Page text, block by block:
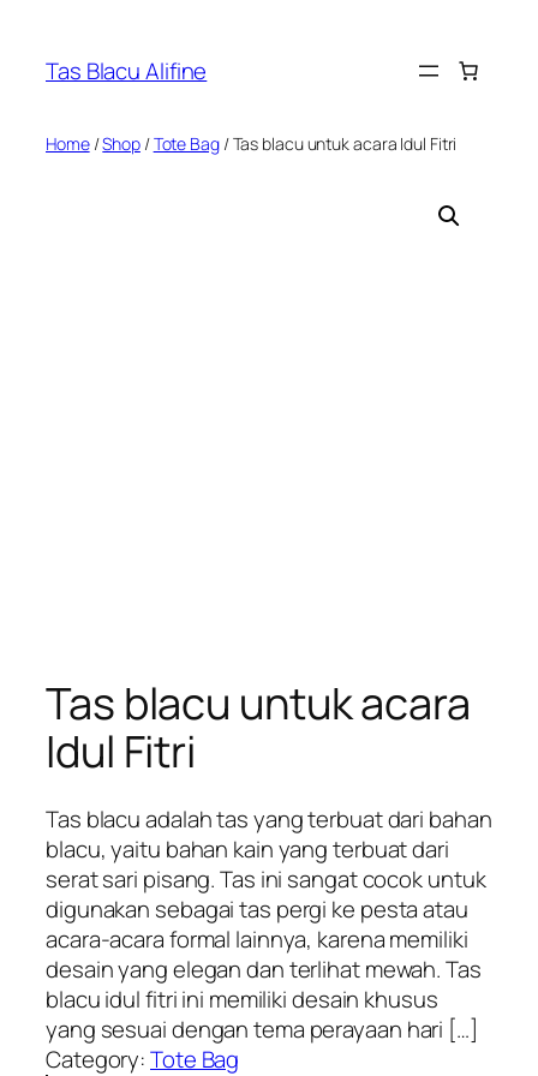
content
Tas Blacu Alifine
Home/Shop/Tote Bag/ Tas blacu untuk acara Idul Fitri
Tas blacu untuk acara
Idul Fitri
Tas blacu adalah tas yang terbuat dari bahan
blacu, yaitu bahan kain yang terbuat dari
serat sari pisang. Tas ini sangat cocok untuk
digunakan sebagai tas pergi ke pesta atau
acara-acara formal lainnya, karena memiliki
desain yang elegan dan terlihat mewah. Tas
blacu idul fitri ini memiliki desain khusus
yang sesuai dengan tema perayaan hari […]
Category:Tote Bag